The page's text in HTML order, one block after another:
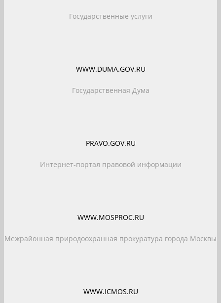
Государственные услуги
WWW.DUMA.GOV.RU
Государственная Дума
PRAVO.GOV.RU
Интернет-портал правовой информации
WWW.MOSPROC.RU
Межрайонная природоохранная прокуратура города Москвы
WWW.ICMOS.RU